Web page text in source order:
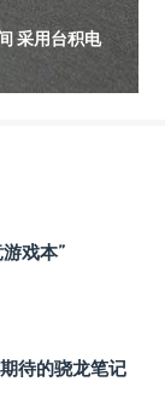
采用台积电
戏本”
待的骁龙笔记